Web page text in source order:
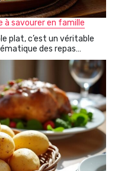
savourer en famille
plat, c’est un véritable
des repas…